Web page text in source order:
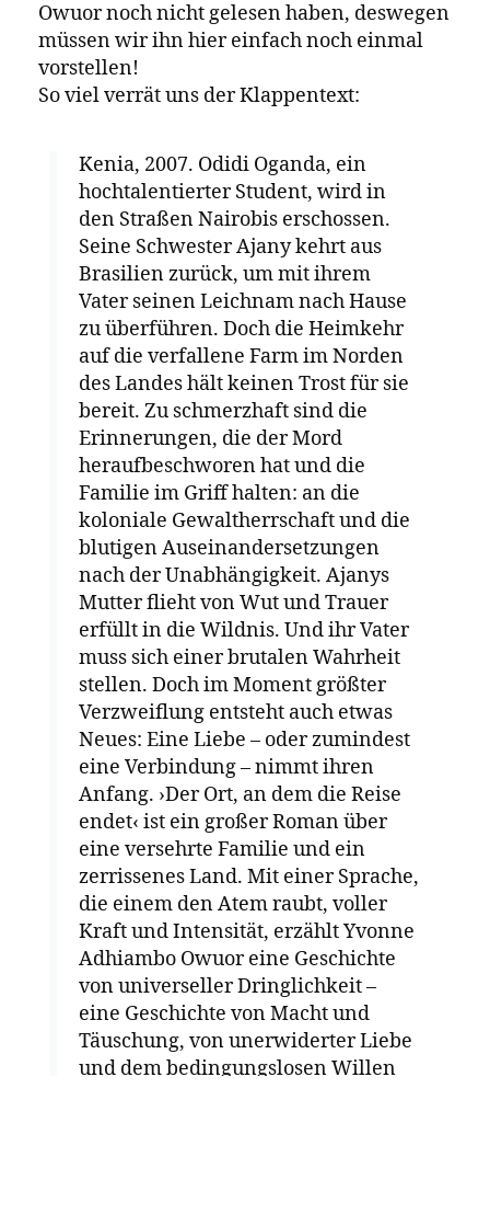
Owuor noch nicht gelesen haben, deswegen
müssen wir ihn hier einfach noch einmal
vorstellen!
So viel verrät uns der Klappentext:
Kenia, 2007. Odidi Oganda, ein
hochtalentierter Student, wird in
den Straßen Nairobis erschossen.
Seine Schwester Ajany kehrt aus
Brasilien zurück, um mit ihrem
Vater seinen Leichnam nach Hause
zu überführen. Doch die Heimkehr
auf die verfallene Farm im Norden
des Landes hält keinen Trost für sie
bereit. Zu schmerzhaft sind die
Erinnerungen, die der Mord
heraufbeschworen hat und die
Familie im Griff halten: an die
koloniale Gewaltherrschaft und die
blutigen Auseinandersetzungen
nach der Unabhängigkeit. Ajanys
Mutter flieht von Wut und Trauer
erfüllt in die Wildnis. Und ihr Vater
muss sich einer brutalen Wahrheit
stellen. Doch im Moment größter
Verzweiflung entsteht auch etwas
Neues: Eine Liebe – oder zumindest
eine Verbindung – nimmt ihren
Anfang. ›Der Ort, an dem die Reise
endet‹ ist ein großer Roman über
eine versehrte Familie und ein
zerrissenes Land. Mit einer Sprache,
die einem den Atem raubt, voller
Kraft und Intensität, erzählt Yvonne
Adhiambo Owuor eine Geschichte
von universeller Dringlichkeit –
eine Geschichte von Macht und
Täuschung, von unerwiderter Liebe
und dem bedingungslosen Willen